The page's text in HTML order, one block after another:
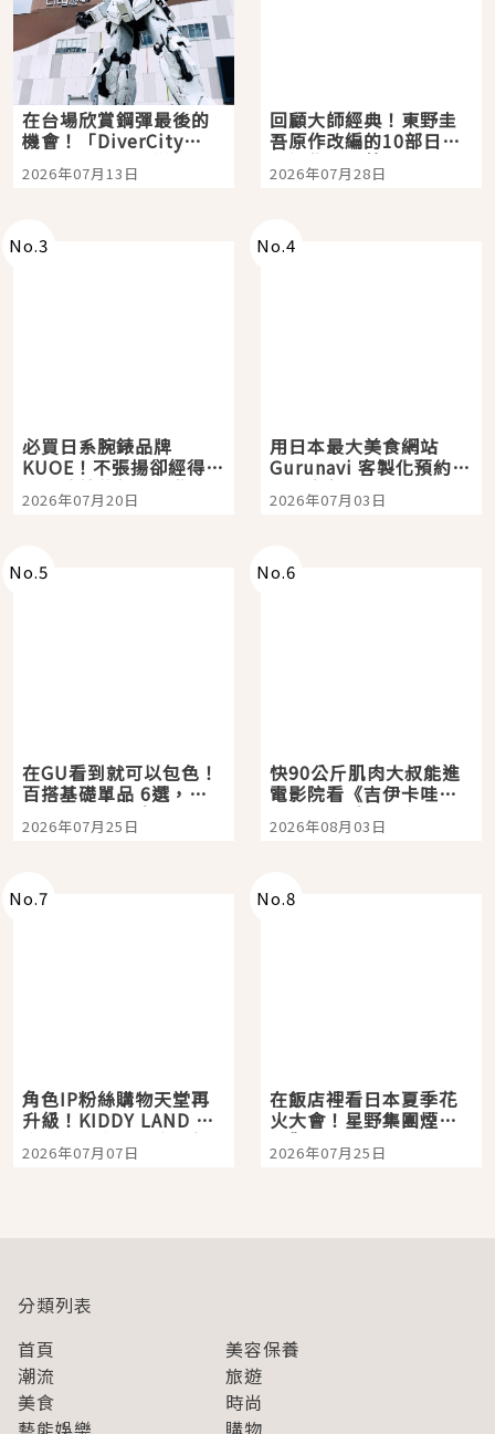
在台場欣賞鋼彈最後的
機會！「DiverCity
Tokyo Plaza」搭船、
購物、美食及夜景，一
2026年07月13日
回顧大師經典！東野圭
吾原作改編的10部日本
影視作品推薦
2026年07月28日
No.3
必買日系腕錶品牌
KUOE！不張揚卻經得起
時間洗鍊的經典之作五
選
2026年07月20日
No.4
用日本最大美食網站
Gurunavi 客製化預約九
大都市餐廳，打造專屬
美食體驗！
2026年07月03日
No.5
在GU看到就可以包色！
百搭基礎單品 6選，閉
眼全收也不心疼
2026年07月25日
No.6
快90公斤肌肉大叔能進
電影院看《吉伊卡哇》
嗎？日本重金屬樂團
「打首」會長與nagano
2026年08月03日
No.7
角色IP粉絲購物天堂再
升級！KIDDY LAND 原
宿店吉伊卡哇迎客，新
開幕 OMOKADO 店3分
2026年07月07日
No.8
在飯店裡看日本夏季花
火大會！星野集團煙火
景觀飯店6選，讓你不用
人擠人悠閒欣賞
2026年07月25日
分類列表
首頁
美容保養
潮流
旅遊
美食
時尚